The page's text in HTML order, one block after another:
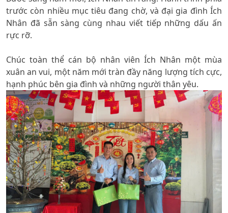
trước còn nhiều mục tiêu đang chờ, và đại gia đình Ích
Nhân đã sẵn sàng cùng nhau viết tiếp những dấu ấn
rực rỡ.
Chúc toàn thể cán bộ nhân viên Ích Nhân một mùa
xuân an vui, một năm mới tràn đầy năng lượng tích cực,
hạnh phúc bên gia đình và những người thân yêu.